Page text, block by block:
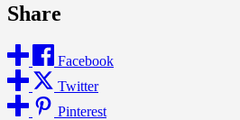
Share
Facebook
Twitter
Pinterest